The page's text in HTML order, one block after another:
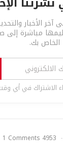
الأخبار
مباشرة إلى
الخاص بك.
الاشتراك في أي
4953 Posts
1 Comments